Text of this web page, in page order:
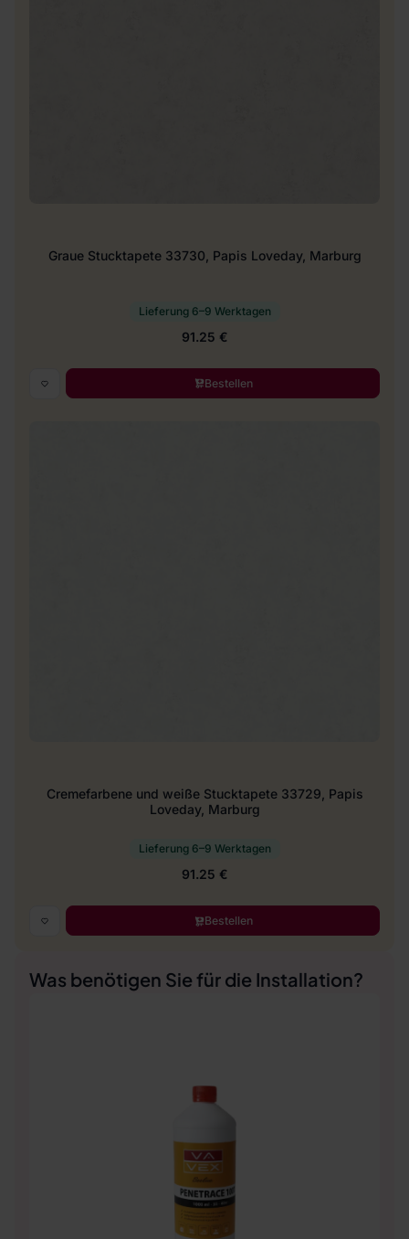
Graue Stucktapete 33730, Papis Loveday, Marburg
Lieferung 6–9 Werktagen
91.25 €
Bestellen
Cremefarbene und weiße Stucktapete 33729, Papis
Loveday, Marburg
Lieferung 6–9 Werktagen
91.25 €
Bestellen
Was benötigen Sie für die Installation?